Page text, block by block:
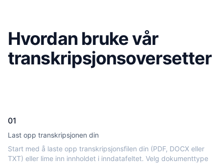
Hvordan bruke vår
transkripsjonsoversetter
01
Last opp transkripsjonen din
Start med å laste opp transkripsjonsfilen din (PDF, DOCX eller
TXT) eller lime inn innholdet i inndatafeltet. Velg dokumenttype